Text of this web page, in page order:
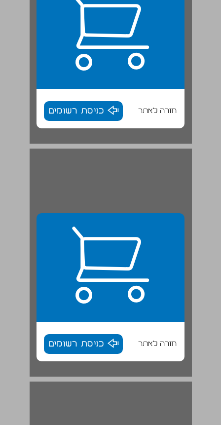
חזרה לאתר כניסת רשומים
משבר פרישת בן גוריון לשדה בוקר ... 28
חזרה לאתר כניסת רשומים